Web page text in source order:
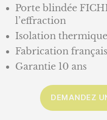
Porte blindée
l’effraction
Isolation
Fabrication
Garantie 10 ans
DEMANDEZ